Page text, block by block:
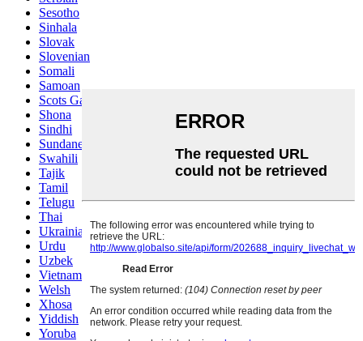
Sesotho
Sinhala
Slovak
Slovenian
Somali
Samoan
Scots Gaelic
Shona
Sindhi
Sundanese
Swahili
Tajik
Tamil
Telugu
Thai
Ukrainian
Urdu
Uzbek
Vietnamese
Welsh
Xhosa
Yiddish
Yoruba